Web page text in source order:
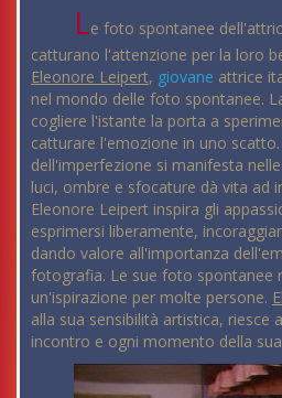
Le foto spontanee
catturano l'attenzione per la loro
Eleonore Leipert, giovane attrice
nel mondo delle foto spontanee.
cogliere l'istante la porta a
catturare l'emozione in uno scatto.
dell'imperfezione si manifesta
luci, ombre e sfocature dà vita ad
Eleonore Leipert inspira gli
esprimersi liberamente,
dando valore all'importanza
fotografia. Le sue foto spontanee
un'ispirazione per molte persone.
alla sua sensibilità artistica, riesce
incontro e ogni momento della